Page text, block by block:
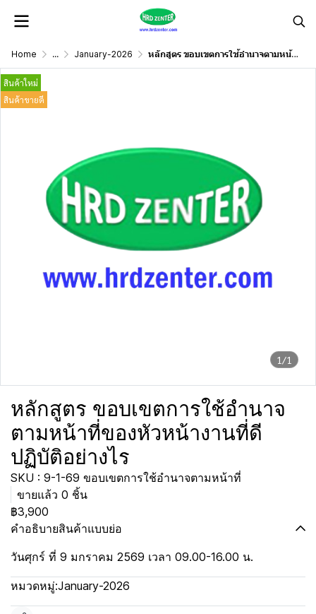
Home ... January-2026 หลักสูตร ขอบเขตการใช้อำนาจตามหน้าที่ของหัวหน้างานที่ดีปฏิบัติอย่างไร
1/1
สินค้าใหม่
สินค้าขายดี
หลักสูตร ขอบเขตการใช้อำนาจ
ตามหน้าที่ของหัวหน้างานที่ดี
ปฏิบัติอย่างไร
SKU : 9-1-69 ขอบเขตการใช้อำนาจตามหน้าที่
ขายแล้ว 0 ชิ้น
฿3,900
คำอธิบายสินค้าแบบย่อ
วันศุกร์ ที่ 9 มกราคม 2569 เวลา 09.00-16.00 น.
หมวดหมู่:January-2026